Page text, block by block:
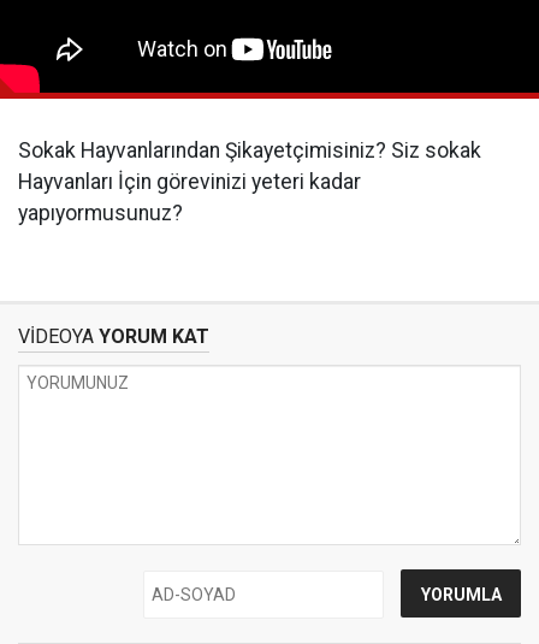
Sokak Hayvanlarından Şikayetçimisiniz? Siz sokak
Hayvanları İçin görevinizi yeteri kadar
yapıyormusunuz?
VİDEOYA YORUM KAT